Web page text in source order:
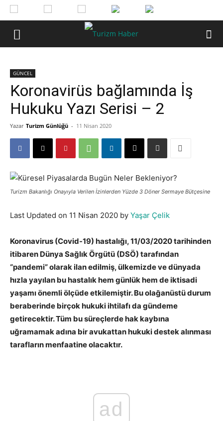
GÜNCEL
Koronavirüs bağlamında İş
Hukuku Yazı Serisi – 2
Yazar Turizm Günlüğü - 11 Nisan 2020
Turizm Bakanlığı Onayıyla Verilen İzinlerden Yüzde 3 Döner Sermaye Bütçesine
Last Updated on 11 Nisan 2020 by Yaşar Çelik
Koronavirus (Covid-19) hastalığı, 11/03/2020 tarihinden
itibaren Dünya Sağlık Örgütü (DSÖ) tarafından
“pandemi” olarak ilan edilmiş, ülkemizde ve dünyada
hızla yayılan bu hastalık hem günlük hem de iktisadi
yaşamı önemli ölçüde etkilemiştir. Bu olağanüstü durum
beraberinde birçok hukuki ihtilafı da gündeme
getirecektir. Tüm bu süreçlerde hak kaybına
uğramamak adına bir avukattan hukuki destek alınması
tarafların menfaatine olacaktır.
ad